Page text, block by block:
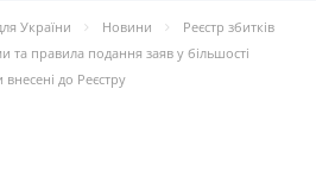
України Новини
Реєстр збитків
правила подання заяв у більшості
внесені до Реєстру